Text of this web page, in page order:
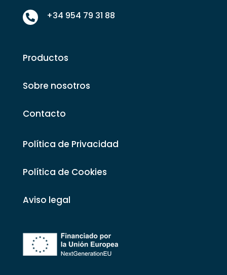
 +34 954 79 31 88
Productos
Sobre nosotros
Contacto
Política de Privacidad
Política de Cookies
Aviso legal